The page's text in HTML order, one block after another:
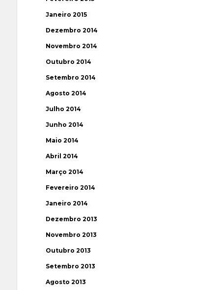
Janeiro 2015
Dezembro 2014
Novembro 2014
Outubro 2014
Setembro 2014
Agosto 2014
Julho 2014
Junho 2014
Maio 2014
Abril 2014
Março 2014
Fevereiro 2014
Janeiro 2014
Dezembro 2013
Novembro 2013
Outubro 2013
Setembro 2013
Agosto 2013